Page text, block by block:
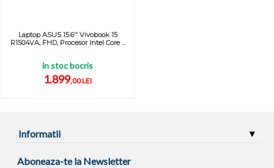
Laptop ASUS 15.6'' Vivobook 15
R1504VA, FHD, Procesor Intel Core ...
in stoc bocris
1.899,00 LEI
Informatii
Aboneaza-te la Newsletter